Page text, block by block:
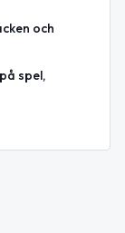
och
spel,